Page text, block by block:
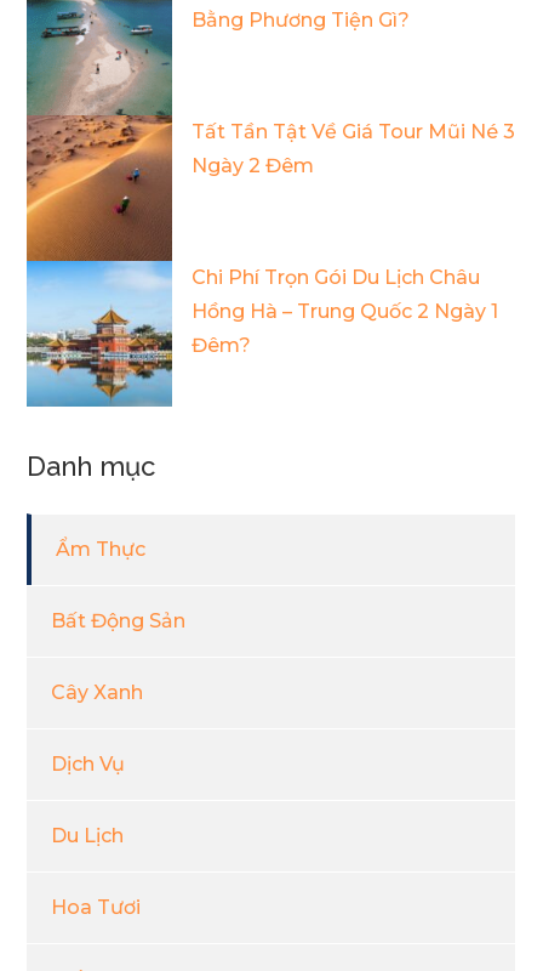
Bằng Phương Tiện Gì?
Tất Tần Tật Về Giá Tour Mũi Né 3
Ngày 2 Đêm
Chi Phí Trọn Gói Du Lịch Châu
Hồng Hà – Trung Quốc 2 Ngày 1
Đêm?
Danh mục
Ẩm Thực
Bất Động Sản
Cây Xanh
Dịch Vụ
Du Lịch
Hoa Tươi